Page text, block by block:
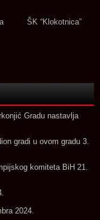
ŠK “Klokotnica”
Gradu nastavlja
gradi u ovom gradu 3.
komiteta BiH 21.
2024.